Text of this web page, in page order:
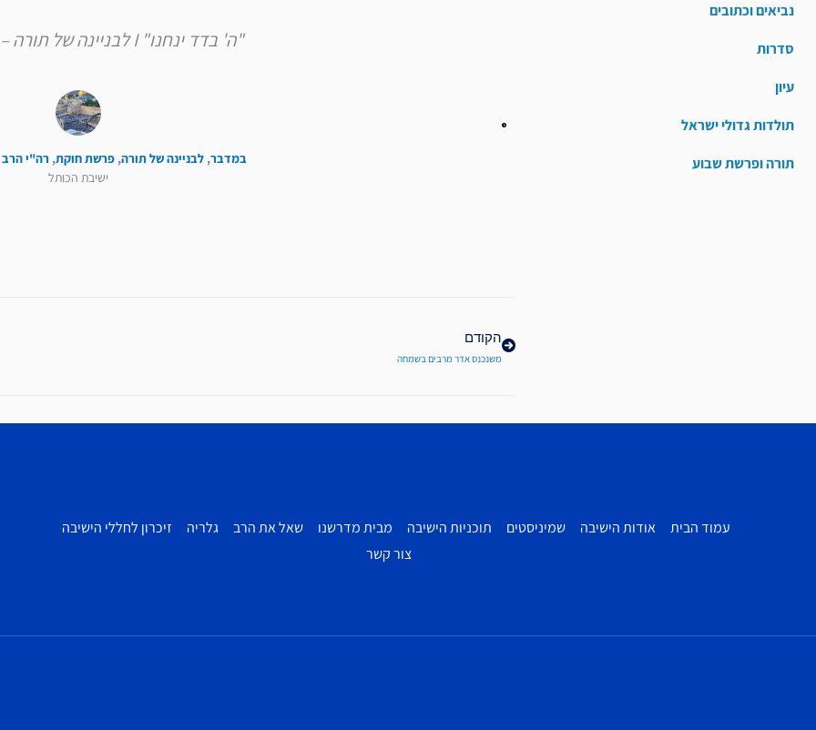
נביאים וכתובים
סדרות
עיון
תולדות גדולי ישראל
תורה ופרשת שבוע
"ה' בדד ינחנו" I לבניינה של תורה – פרשת חוקת
במדבר, לבניינה של תורה, פרשת חוקת, רה"י הרב
ישיבת הכותל
הקודם
משנכנס אדר מרבים בשמחה
עמוד הבית אודות הישיבה שמיניסטים תוכניות הישיבה מבית מדרשנו שאל את הרב גלריה
זיכרון לחללי הישיבה
צור קשר